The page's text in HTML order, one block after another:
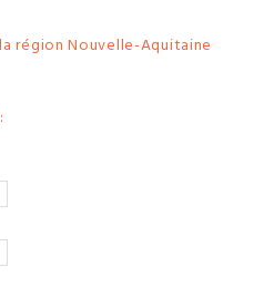
région Nouvelle-Aquitaine